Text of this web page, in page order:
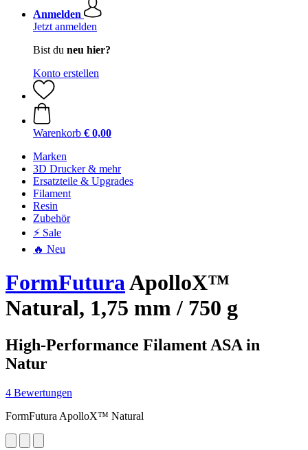
Anmelden
Jetzt anmelden
Bist du neu hier?
Konto erstellen
Warenkorb € 0,00
Marken
3D Drucker & mehr
Ersatzteile & Upgrades
Filament
Resin
Zubehör
⚡ Sale
🔥 Neu
FormFuturaApolloX™
Natural, 1,75 mm / 750 g
High-Performance Filament ASA in
Natur
4 Bewertungen
FormFutura ApolloX™ Natural